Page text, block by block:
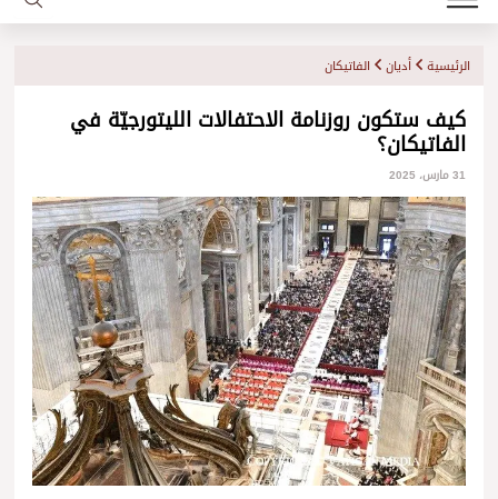
الرئيسية أديان الفاتيكان
كيف ستكون روزنامة الاحتفالات الليتورجيّة في
الفاتيكان؟
31 مارس، 2025